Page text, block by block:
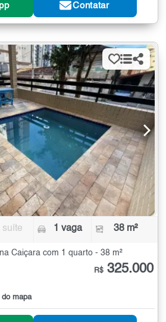
Contatar
suíte 1 vaga 38 m²
Caiçara com 1 quarto - 38 m²
do mapa
R$ 325.000